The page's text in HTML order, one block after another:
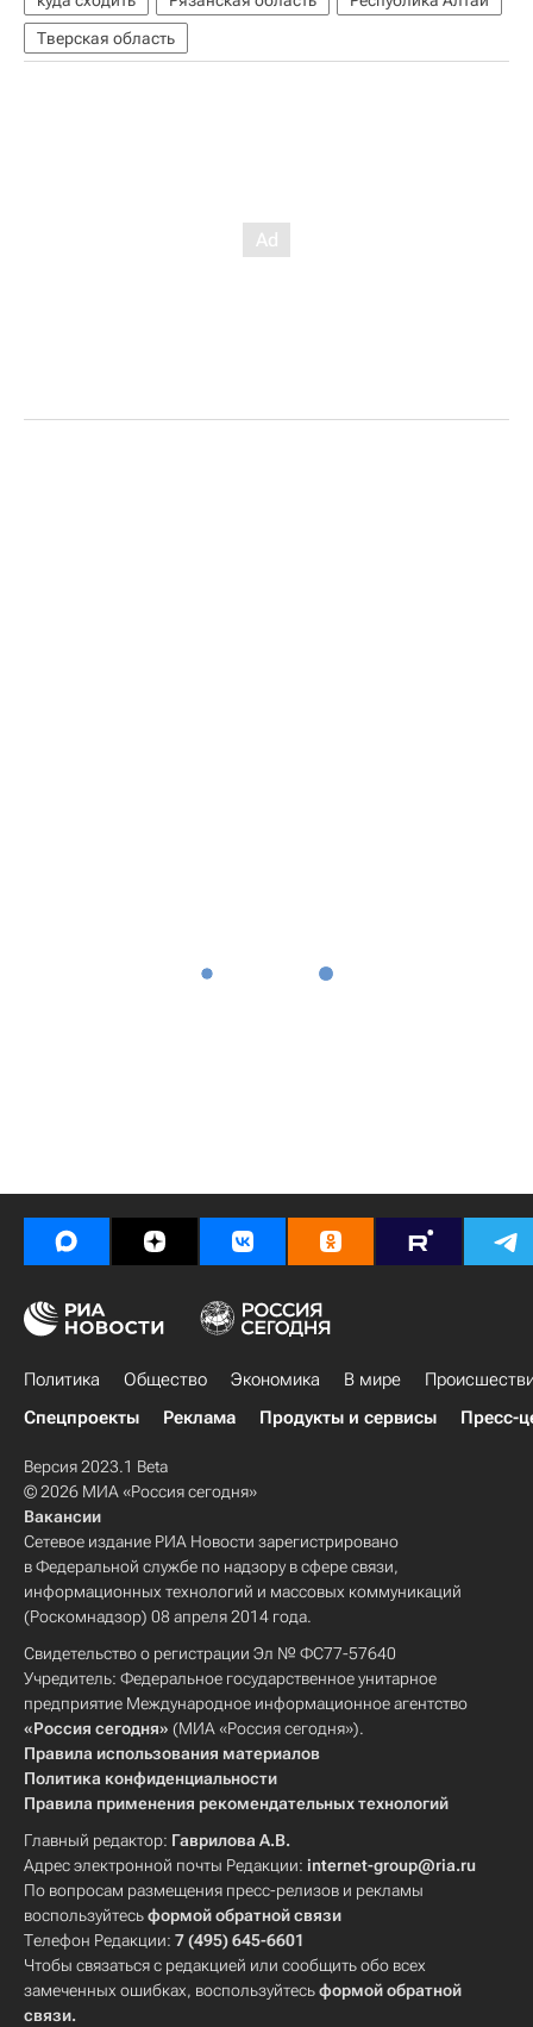
Тверская область
Политика Общество Экономика В мире
Спецпроекты
Реклама Продукты и сервисы Пресс-
Версия 2023.1 Beta
© 2026 МИА «Россия сегодня»
Вакансии
Сетевое издание РИА Новости зарегистрировано
в Федеральной службе по надзору в сфере связи,
информационных технологий и массовых коммуникаций
(Роскомнадзор) 08 апреля 2014 года.
Свидетельство о регистрации Эл № ФС77-57640
Учредитель: Федеральное государственное унитарное
предприятие Международное информационное агентство
«Россия сегодня» (МИА «Россия сегодня»).
Правила использования материалов
Политика конфиденциальности
Правила применения рекомендательных технологий
Главный редактор: Гаврилова А.В.
Адрес электронной почты Редакции: internet-group@ria.ru
По вопросам размещения пресс-релизов и рекламы
воспользуйтесьформой обратной связи
Телефон Редакции: 7 (495) 645-6601
Чтобы связаться с редакцией или сообщить обо всех
замеченных ошибках, воспользуйтесьформой обратной
связи.